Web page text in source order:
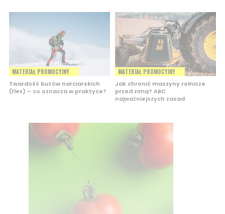
MATERIAŁ PROMOCYJNY
Twardość butów narciarskich
(flex) – co oznacza w praktyce?
MATERIAŁ PROMOCYJNY
Jak chronić maszyny rolnicze
przed zimą? ABC
najważniejszych zasad